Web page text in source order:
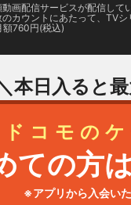
画配信サービスが配信し
カウントにあたって、TVシ
額760円(税込)
本日入ると
ドコモの
ての方
※アプリから入会い